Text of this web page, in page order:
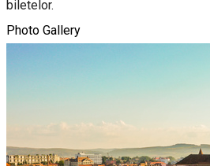
biletelor.
Photo Gallery